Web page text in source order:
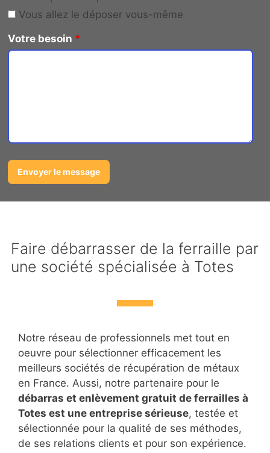
Vous allez le déposer vous-même
Votre besoin *
Faire débarrasser de la ferraille par
une société spécialisée à Totes
Notre réseau de professionnels met tout en
oeuvre pour sélectionner efficacement les
meilleurs sociétés de récupération de métaux
en France. Aussi, notre partenaire pour le
débarras et enlèvement gratuit de ferrailles à
Totes est une entreprise sérieuse, testée et
sélectionnée pour la qualité de ses méthodes,
de ses relations clients et pour son expérience.